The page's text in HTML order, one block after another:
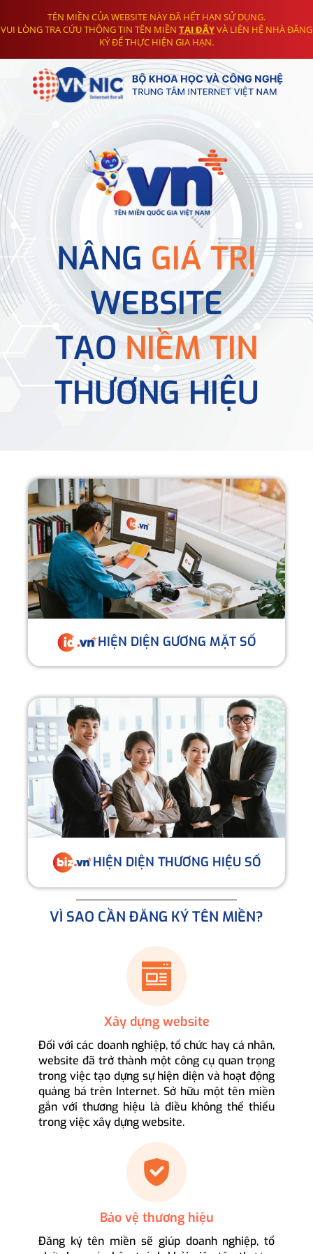
TÊN MIỀN CỦA WEBSITE NÀY ĐÃ HẾT HẠN SỬ DỤNG.
VUI LÒNG TRA CỨU THÔNG TIN TÊN MIỀN TẠI ĐÂYVÀ LIÊN HỆ NHÀ ĐĂNG
KÝ ĐỂ THỰC HIỆN GIA HẠN.
NÂNG GIÁ TRỊ
WEBSITE
TẠONIỀM TIN
THƯƠNG HIỆU
HIỆN DIỆN GƯƠNG MẶT SỐ
HIỆN DIỆN THƯƠNG HIỆU SỐ
VÌ SAO CẦN ĐĂNG KÝ TÊN MIỀN?
Xây dựng website
Đối với các doanh nghiệp, tổ chức hay cá nhân,
website đã trở thành một công cụ quan trọng
trong việc tạo dựng sự hiện diện và hoạt động
quảng bá trên Internet. Sở hữu một tên miền
gắn với thương hiệu là điều không thể thiếu
trong việc xây dựng website.
Bảo vệ thương hiệu
Đăng ký tên miền sẽ giúp doanh nghiệp, tổ